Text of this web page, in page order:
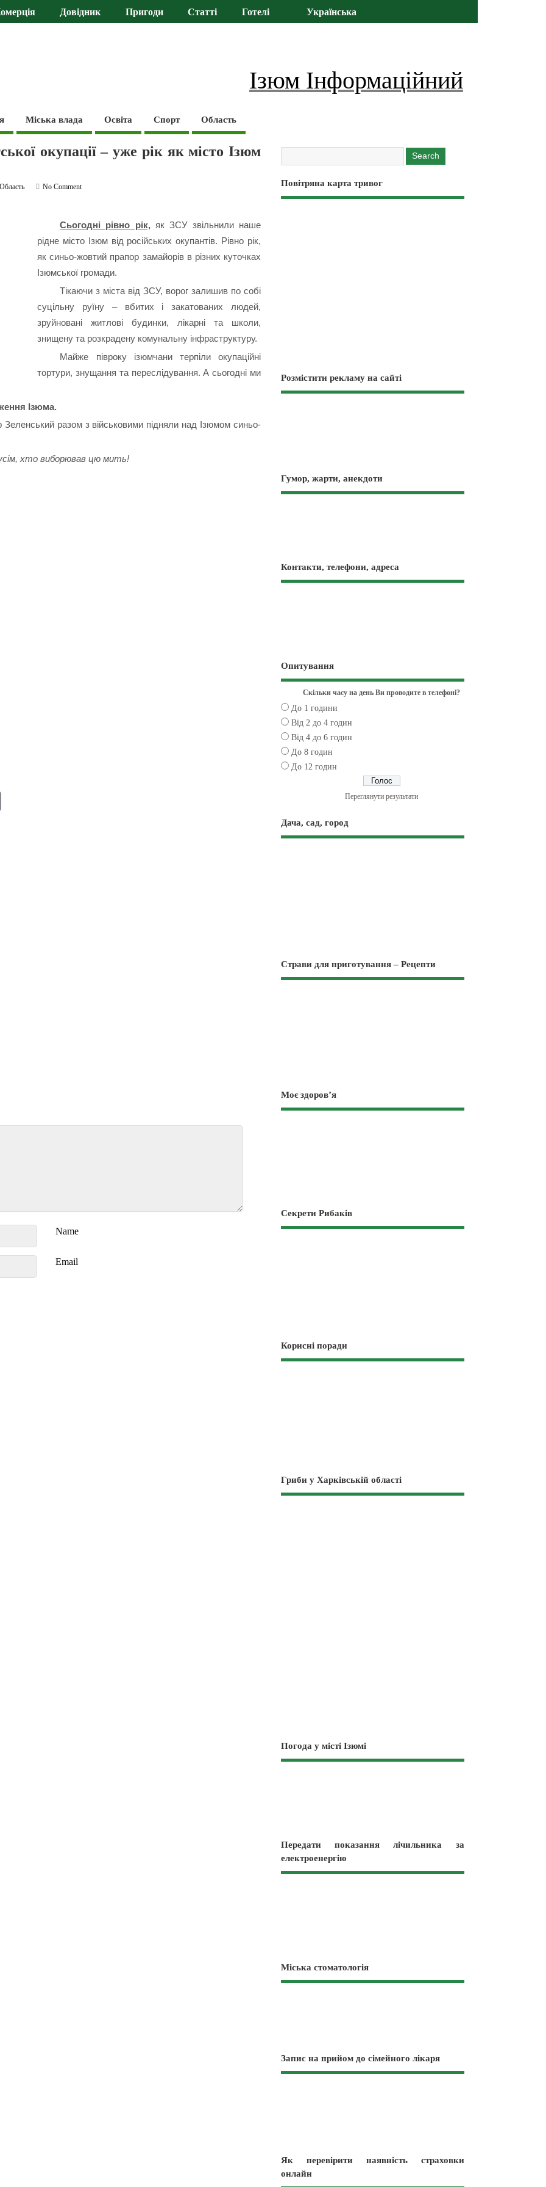
Довідник Пригоди Статті Готелі Українська
Ізюм Інформаційний
Міська влада Освіта Спорт Область
окупації – уже рік як місто Ізюм
Область
No Comment
Сьогодні рівно рік,як ЗСУ звільнили наше
рідне місто Ізюм від російських окупантів. Рівно рік,
як синьо-жовтий прапор замайорів в різних куточках
Ізюмської громади.
Тікаючи з міста від ЗСУ, ворог залишив по собі
суцільну руїну – вбитих і закатованих людей,
зруйновані житлові будинки, лікарні та школи,
знищену та розкрадену комунальну інфраструктуру.
Майже півроку ізюмчани терпіли окупаційні
тортури, знущання та переслідування. А сьогодні ми
Ізюма.
разом з військовими підняли над Ізюмом синьо-
хто виборював цю мить!
Name
Email
Повітряна карта тривог
Розмістити рекламу на сайті
Гумор, жарти, анекдоти
Контакти, телефони, адреса
Опитування
Скільки часу на день Ви проводите в телефоні?
До 1 години
Від 2 до 4 годин
Від 4 до 6 годин
До 8 годин
До 12 годин
Переглянути результати
Дача, сад, город
Страви для приготування – Рецепти
Моє здоров’я
Секрети Рибаків
Корисні поради
Гриби у Харківській області
Погода у місті Ізюмі
Передати показання лічильника за
електроенергію
Міська стоматологія
Запис на прийом до сімейного лікаря
Як перевірити наявність страховки
онлайн